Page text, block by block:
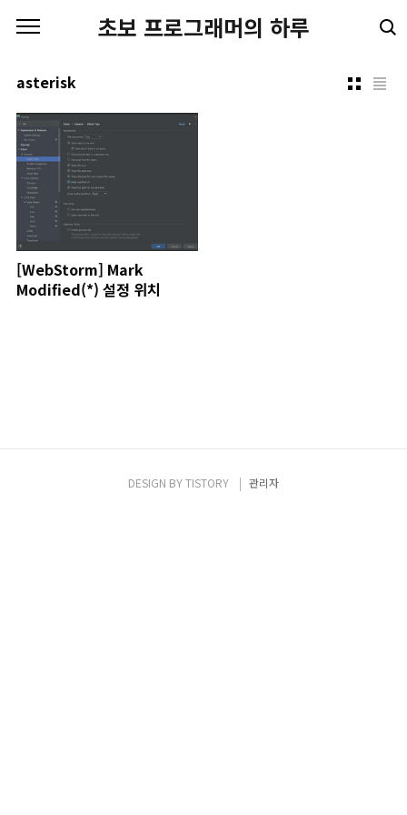
초보 프로그래머의 하루
asterisk
[WebStorm] Mark
Modified(*) 설정 위치
DESIGN BYTISTORY 관리자